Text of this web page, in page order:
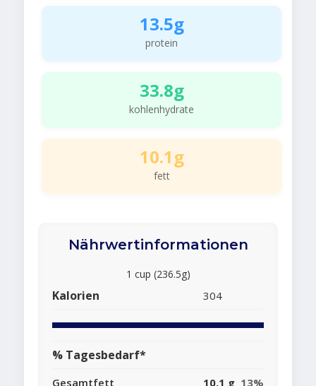
13.5g
protein
33.8g
kohlenhydrate
10.1g
fett
Nährwertinformationen
1 cup (236.5g)
Kalorien 304
% Tagesbedarf*
Gesamtfett 10.1 g 13%